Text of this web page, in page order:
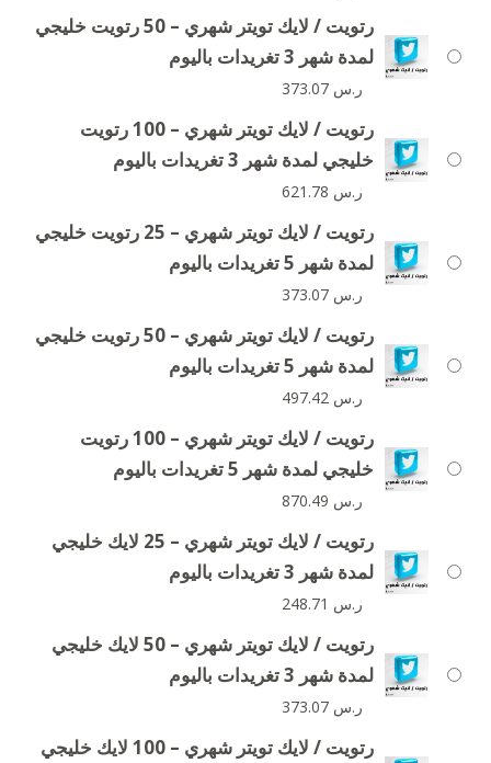
رتويت / لايك تويتر شهري – 50 رتويت خليجي
لمدة شهر 3 تغريدات باليوم
ر.س
رتويت / لايك تويتر شهري – 100 رتويت
خليجي لمدة شهر 3 تغريدات باليوم
ر.س
رتويت / لايك تويتر شهري – 25 رتويت خليجي
لمدة شهر 5 تغريدات باليوم
ر.س
رتويت / لايك تويتر شهري – 50 رتويت خليجي
لمدة شهر 5 تغريدات باليوم
ر.س
رتويت / لايك تويتر شهري – 100 رتويت
خليجي لمدة شهر 5 تغريدات باليوم
ر.س
رتويت / لايك تويتر شهري – 25 لايك خليجي
لمدة شهر 3 تغريدات باليوم
ر.س
رتويت / لايك تويتر شهري – 50 لايك خليجي
لمدة شهر 3 تغريدات باليوم
ر.س
رتويت / لايك تويتر شهري – 100 لايك خليجي